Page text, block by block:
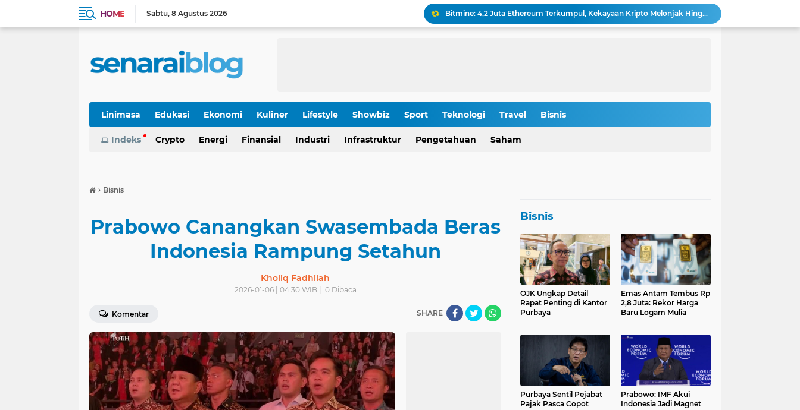
HOME Sabtu 8 Agustus 2026
Bitmine: 4,2 Juta Ethereum Terkumpul, Kekayaan Kripto Melonjak Hingga $14,5 Miliar
Keamanan Produksi Blok Rokan Diperketat Pasca Insiden Pipa Gas
OJK Ungkap Detail Rapat Penting di Kantor Purbaya
Rp 196,9 Triliun: Proyeksi Penerbitan Obligasi Korporasi di Tahun 2026
Linimasa Edukasi Ekonomi Kuliner Lifestyle Showbiz Sport Teknologi Travel Bisnis
Indeks Crypto Energi Finansial Industri Infrastruktur Pengetahuan Saham
› Bisnis
Prabowo Canangkan Swasembada Beras
Indonesia Rampung Setahun
Kholiq Fadhilah
2026-01-06 | 04:30 WIB | 0Dibaca
Komentar SHARE
Bisnis
OJK Ungkap Detail
Rapat Penting di Kantor
Purbaya
Emas Antam Tembus Rp
2,8 Juta: Rekor Harga
Baru Logam Mulia
Purbaya Sentil Pejabat
Pajak Pasca Copot
Prabowo: IMF Akui
Indonesia Jadi Magnet